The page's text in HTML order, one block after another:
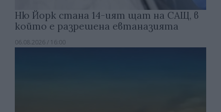
Ню Йорк стана 14-ият щат на САЩ, в
който е разрешена евтаназията
06.08.2026 / 16:00